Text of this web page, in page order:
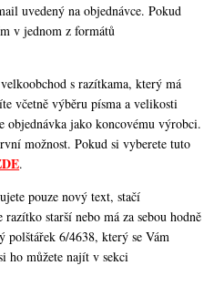
uvedený na objednávce. Pokud
v jednom z formátů
s razítkama, který má
včetně výběru písma a velikosti
jako koncovému výrobci.
možnost. Pokud si vyberete tuto
.
pouze nový text, stačí
razítko starší nebo má za sebou hodně
polštářek 6/4638, který se Vám
ho můžete najít v sekci